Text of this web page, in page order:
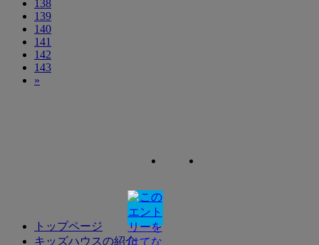
138
139
140
141
142
143
»
トップページ
キッズハウスの紹介